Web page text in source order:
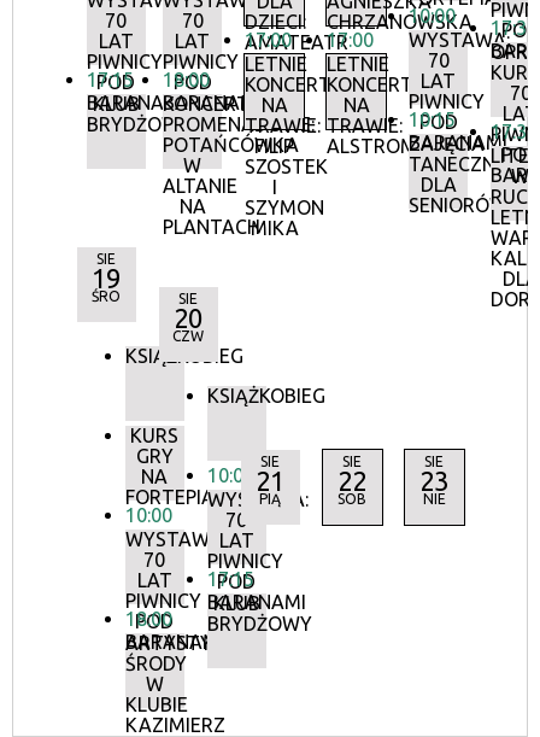
70
LAT
PIWNICY
POD
BARANAMI
17:15
KLUB
BRYDŻOWY
70
LAT
PIWNICY
POD
BARANAMI
18:00
KONCERTY
PROMENADOWE:
POTAŃCÓWKA
W
ALTANIE
NA
PLANTACH
DZIECI:
AMATEATR
17:00
LETNIE
KONCERTY
NA
TRAWIE:
FILIP
SZOSTEK
I
SZYMON
MIKA
CHRZANOWSKA
17:00
LETNIE
KONCERTY
NA
TRAWIE:
ALSTROMERIE
10:00
WYSTAWA:
70
LAT
PIWNICY
POD
BARANAMI
10:15
ZAJĘCIA
TANECZNE
DLA
SENIORÓW
POD
17:30
70
LAT
POD
17:30
W
DLA
SIE
19
ŚRO
KSIĄŻKOBIEG
KURS
GRY
NA
FORTEPIANIE
10:00
WYSTAWA:
70
LAT
PIWNICY
POD
BARANAMI
18:00
ARTYSTYCZNE
ŚRODY
W
KLUBIE
KAZIMIERZ
SIE
20
CZW
KSIĄŻKOBIEG
10:00
WYSTAWA:
70
LAT
PIWNICY
POD
BARANAMI
17:15
KLUB
BRYDŻOWY
SIE
21
PIĄ
SIE
22
SOB
SIE
23
NIE